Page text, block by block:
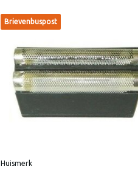
Brievenbuspost
Huismerk